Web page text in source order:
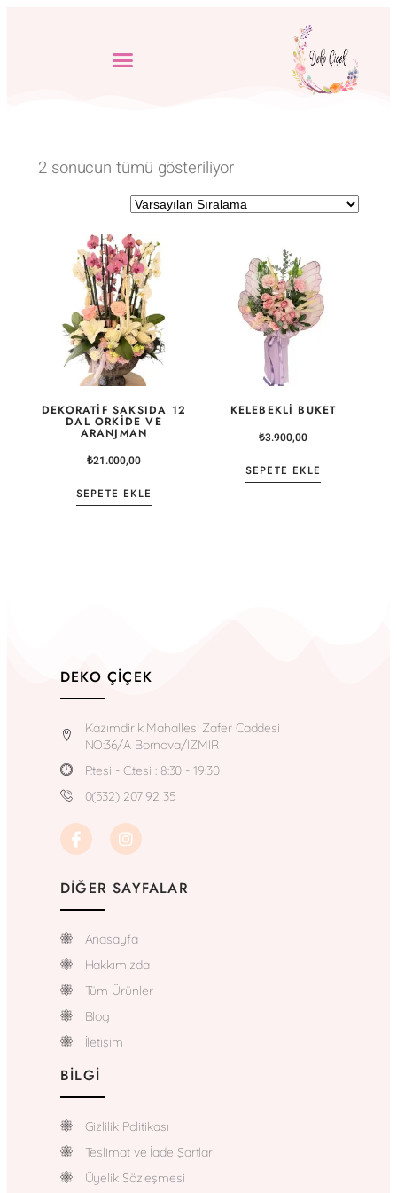
2 sonucun tümü gösteriliyor
DEKORATIF SAKSIDA 12
DAL ORKIDE VE
ARANJMAN
₺21.000,00
SEPETE EKLE
KELEBEKLI BUKET
₺3.900,00
SEPETE EKLE
DEKO ÇIÇEK
Kazımdirik Mahallesi Zafer Caddesi
NO:36/A Bornova/İZMİR
P.tesi - C.tesi : 8:30 - 19:30
0(532) 207 92 35
DIĞER SAYFALAR
Anasayfa
Hakkımızda
Tüm Ürünler
Blog
İletişim
BILGI
Gizlilik Politikası
Teslimat ve İade Şartları
Üyelik Sözleşmesi